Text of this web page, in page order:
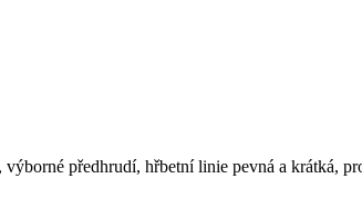
předhrudí, hřbetní linie pevná a krátká,